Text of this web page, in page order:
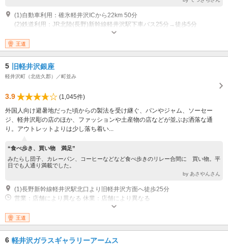
(1)自動車利用：碓氷軽井沢ICから22km 50分
(2)鉄道利用：JR北陸(長野)新幹線軽井沢駅下車バス25分→徒歩5分
王道
5 旧軽井沢銀座
軽井沢町（北佐久郡）／町並み
3.9
(1,045件)
外国人向け避暑地だった頃からの製法を受け継ぐ、パンやジャム、ソーセー
ジ、軽井沢彫の店のほか、ファッションや土産物の店などが並ぶお洒落な通
り。アウトレットよりは少し落ち着い...
“食べ歩き、買い物 満足”
みたらし団子、カレーパン、コーヒーなどなど食べ歩きのリレー合間に 買い物。平
日でも人通り満載でした。
by あさやんさん
(1)長野新幹線軽井沢駅北口より旧軽井沢方面へ徒歩25分
営業：店舗により異なる 休業：店舗により異なる
王道
6 軽井沢ガラスギャラリーアームス